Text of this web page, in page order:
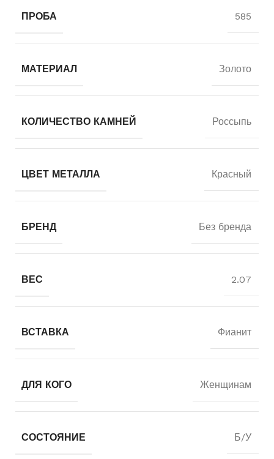
ПРОБА 585
МАТЕРИАЛ Золото
КОЛИЧЕСТВО КАМНЕЙ Россыпь
ЦВЕТ МЕТАЛЛА Красный
БРЕНД Без бренда
ВЕС 2.07
ВСТАВКА Фианит
ДЛЯ КОГО Женщинам
СОСТОЯНИЕ Б/У